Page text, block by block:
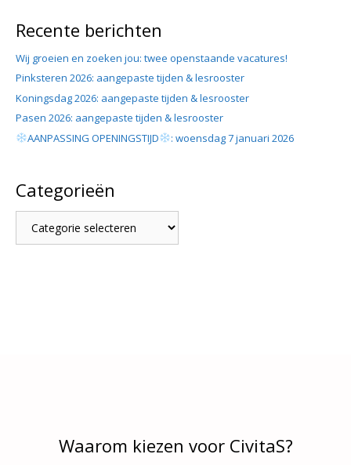
Recente berichten
Wij groeien en zoeken jou: twee openstaande vacatures!
Pinksteren 2026: aangepaste tijden & lesrooster
Koningsdag 2026: aangepaste tijden & lesrooster
Pasen 2026: aangepaste tijden & lesrooster
AANPASSING OPENINGSTIJD
: woensdag 7 januari 2026
Categorieën
Waarom kiezen voor CivitaS?